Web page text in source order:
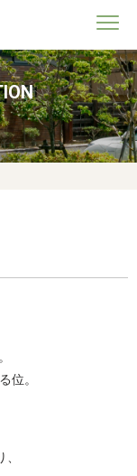
位。